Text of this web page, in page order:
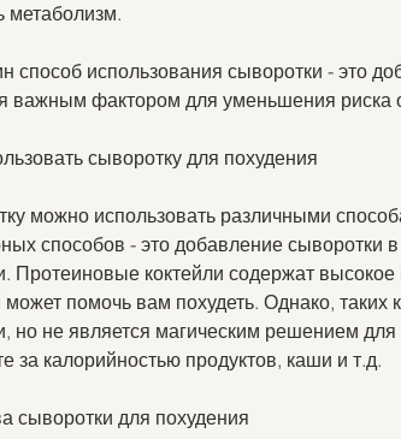
метаболизм.
способ использования сыворотки - это
важным фактором для уменьшения риска
сыворотку для похудения
можно использовать различными
способов - это добавление сыворотки
Протеиновые коктейли содержат высокое
может помочь вам похудеть. Однако, таких
но не является магическим решением для
за калорийностью продуктов, каши и т.д.
сыворотки для похудения